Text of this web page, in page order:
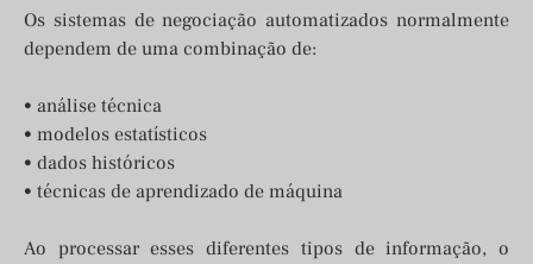
Os sistemas de negociação automatizados normalmente
dependem de uma combinação de:
• análise técnica
• modelos estatísticos
• dados históricos
• técnicas de aprendizado de máquina
Ao processar esses diferentes tipos de informação, o